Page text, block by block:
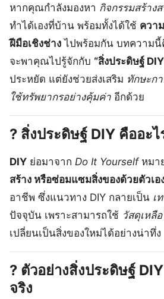
หากคุณกำลังมองหา กิจกรรมสร้าง
ทำได้เองที่บ้าน พร้อมทั้งได้ใช้ ควา
ฝีมือเชิงช่าง ไปพร้อมกัน บทความนี้
จะพาคุณไปรู้จักกับ “สิ่งประดิษฐ์
ประหยัด แต่ยังช่วยส่งเสริม ทักษะก
ใช้ทรัพยากรอย่างคุ้มค่า อีกด้วย
? สิ่งประดิษฐ์ DIY คืออะไ
DIY ย่อมาจาก Do It Yourselfหมา
สร้าง หรือซ่อมแซมสิ่งของด้วยตัวเอ
อาชีพ ซึ่งแนวทาง DIY กลายเป็น เ
ปัจจุบัน เพราะสามารถใช้ วัสดุเหลื
เปลี่ยนเป็นสิ่งของใหม่ได้อย่างน่าทึ่ง
? ตัวอย่างสิ่งประดิษฐ์
จริง